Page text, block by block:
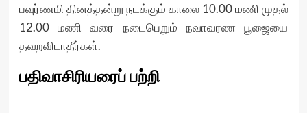
பவுர்ணமி தினத்தன்று நடக்கும் காலை 10.00 மணி முதல்
12.00 மணி வரை நடைபெறும் நவாவரண பூஜையை
தவறவிடாதீர்கள்.
பதிவாசிரியரைப் பற்றி